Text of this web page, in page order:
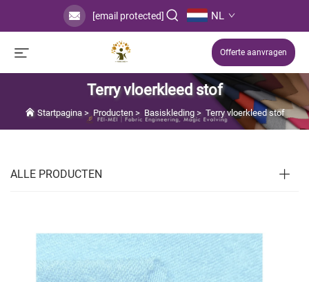
[email protected] NL
Offerte aanvragen
Terry vloerkleed stof
Startpagina> Producten> Basiskleding> Terry vloerkleed stof
ALLE PRODUCTEN